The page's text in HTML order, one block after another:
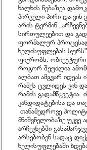
ხალხის ნებაზეა
პირველი პირი და
არის ტერმინ
სირთულეებით და
ფორმალურ პროცესად
ხელისუფლებას
ფიქრობს. ობიექტური
როგორ შეუძლია
ალბათ ამგვარ იდეას
რამეს ცვლიდეს ვინ
რამის
კანდიდატებისა და
თანამედროვე
მნიშვნელობაზე უკვე
არჩევნებში
არსებობენ სადაც
ხელისუფლებაში